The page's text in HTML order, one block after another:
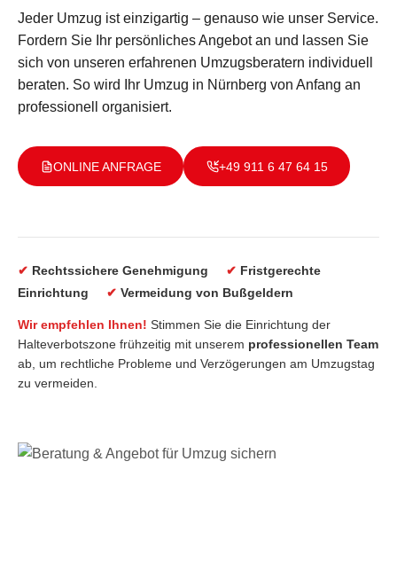
Jeder Umzug ist einzigartig – genauso wie unser Service.
Fordern Sie Ihr persönliches Angebot an und lassen Sie
sich von unseren erfahrenen Umzugsberatern individuell
beraten. So wird Ihr Umzug in Nürnberg von Anfang an
professionell organisiert.
ONLINE ANFRAGE +49 911 6 47 64 15
✔ Rechtssichere Genehmigung ✔ Fristgerechte
Einrichtung
✔ Vermeidung von Bußgeldern
Wir empfehlen Ihnen! Stimmen Sie die Einrichtung der
Halteverbotszone frühzeitig mit unserem professionellen Team
ab, um rechtliche Probleme und Verzögerungen am Umzugstag
zu vermeiden.